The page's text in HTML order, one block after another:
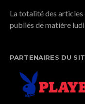
La totalité des articles
publiés de matière
PARTENAIRES DU